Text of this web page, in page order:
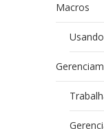
Macros